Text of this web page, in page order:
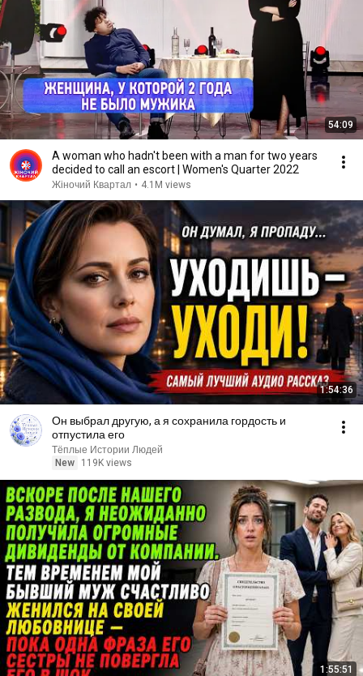
54:09
A woman who hadn't been with a man for two years
decided to call an escort | Women's Quarter 2022
Жіночий Квартал • 4.1M views
1:54:36
Он выбрал другую, а я сохранила гордость и
отпустила его
Тёплые Истории Людей
New
119K views
1:55:51